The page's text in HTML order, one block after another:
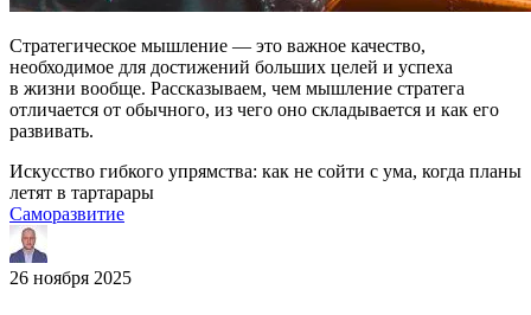
Стратегическое мышление — это важное качество,
необходимое для достижений больших целей и успеха
в жизни вообще. Рассказываем, чем мышление стратега
отличается от обычного, из чего оно складывается и как его
развивать.
Искусство гибкого упрямства: как не сойти с ума, когда планы
летят в тартарары
Саморазвитие
26 ноября 2025